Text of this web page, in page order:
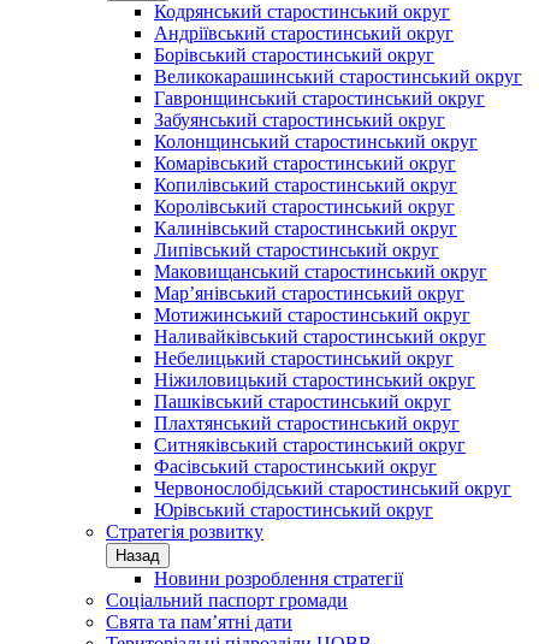
Кодрянський старостинський округ
Андріївський старостинський округ
Борівський старостинський округ
Великокарашинський старостинський округ
Гавронщинський старостинський округ
Забуянський старостинський округ
Колонщинський старостинський округ
Комарівський старостинський округ
Копилівський старостинський округ
Королівський старостинський округ
Калинівський старостинський округ
Липівський старостинський округ
Маковищанський старостинський округ
Мар’янівський старостинський округ
Мотижинський старостинський округ
Наливайківський старостинський округ
Небелицький старостинський округ
Ніжиловицький старостинський округ
Пашківський старостинський округ
Плахтянський старостинський округ
Ситняківський старостинський округ
Фасівський старостинський округ
Червонослобідський старостинський округ
Юрівський старостинський округ
Стратегія розвитку
Назад
Новини розроблення стратегії
Соціальний паспорт громади
Свята та пам’ятні дати